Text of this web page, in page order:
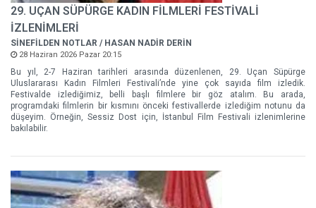
29. UÇAN SÜPÜRGE KADIN FİLMLERİ FESTİVALİ
İZLENİMLERİ
SİNEFİLDEN NOTLAR / HASAN NADİR DERİN
28 Haziran 2026 Pazar 20:15
Bu yıl, 2-7 Haziran tarihleri arasında düzenlenen, 29. Uçan Süpürge
Uluslararası Kadın Filmleri Festivali’nde yine çok sayıda film izledik.
Festivalde izlediğimiz, belli başlı filmlere bir göz atalım. Bu arada,
programdaki filmlerin bir kısmını önceki festivallerde izlediğim notunu da
düşeyim. Örneğin, Sessiz Dost için, İstanbul Film Festivali izlenimlerine
bakılabilir.